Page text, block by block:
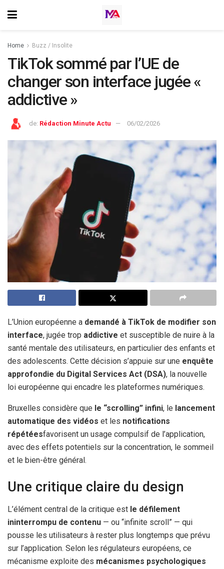
Home Buzz / Insolite
TikTok sommé par l’UE de
changer son interface jugée «
addictive »
de: Rédaction Minute Actu 06/02/2026
L’Union européenne a demandé à TikTok de modifier son
interface, jugée trop addictive et susceptible de nuire à la
santé mentale des utilisateurs, en particulier des enfants et
des adolescents. Cette décision s’appuie sur une enquête
approfondie du Digital Services Act (DSA), la nouvelle
loi européenne qui encadre les plateformes numériques.
Bruxelles considère que le “scrolling” infini, le lancement
automatique des vidéos et les notifications
répétéesfavorisent un usage compulsif de l’application,
avec des effets potentiels sur la concentration, le sommeil
et le bien-être général.
Une critique claire du design
L’élément central de la critique est le défilement
ininterrompu de contenu — ou “infinite scroll” — qui
pousse les utilisateurs à rester plus longtemps que prévu
sur l’application. Selon les régulateurs européens, ce
mécanisme exploite des mécanismes psychologiques